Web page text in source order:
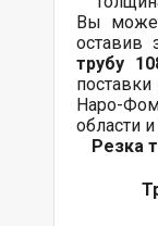
Вы
оставив
трубу
поставки
Наро-
области
Резка